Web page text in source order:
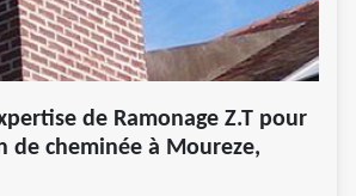
de Ramonage Z.T pour
de cheminée à Moureze,